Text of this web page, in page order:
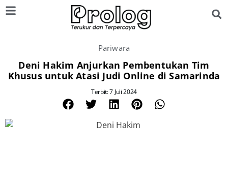
Pariwara
Deni Hakim Anjurkan Pembentukan Tim
Khusus untuk Atasi Judi Online di Samarinda
Terbit: 7 Juli 2024